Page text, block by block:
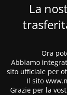
La
Ora
Abbiamo
sito ufficiale per
Il sito
Grazie per la